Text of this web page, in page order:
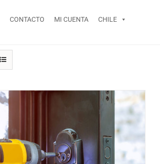
CONTACTO MI CUENTA CHILE